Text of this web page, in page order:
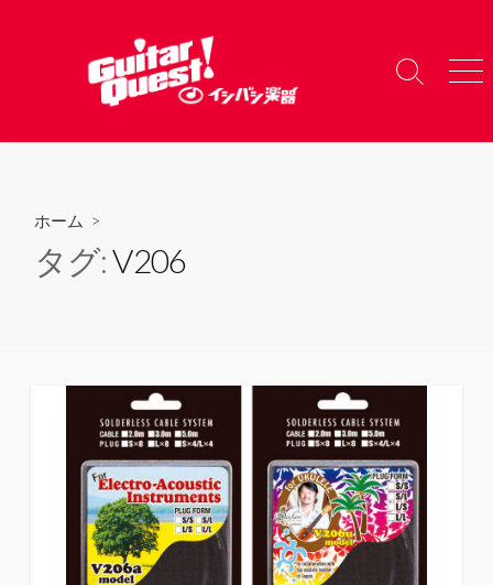
へ
検
り
メ
ー
ホーム >
タグ:V206